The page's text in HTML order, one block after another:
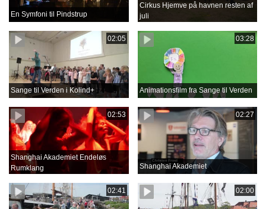
En Symfoni til Pindstrup
Cirkus Hjemve på havnen resten af
juli
02:05
Sange til Verden i Kolind+
03:28
Animationsfilm fra Sange til Verden
02:53
Shanghai Akademiet Endeløs
Rumklang
02:27
Shanghai Akademiet
02:41 02:00